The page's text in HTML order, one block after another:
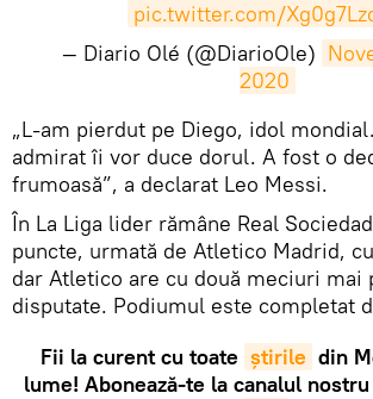
pic.twitter.com/
— Diario Olé (@DiarioOle)
2020
​„L-am pierdut pe Diego, idol
admirat îi vor duce dorul. A fost o
frumoasă”, a declarat Leo Messi.
În La Liga lider rămâne Real
puncte, urmată de Atletico Madrid,
dar Atletico are cu două meciuri mai
disputate. Podiumul este completat
Fii la curent cu toate știrile din
lume! Abonează-te la canalul